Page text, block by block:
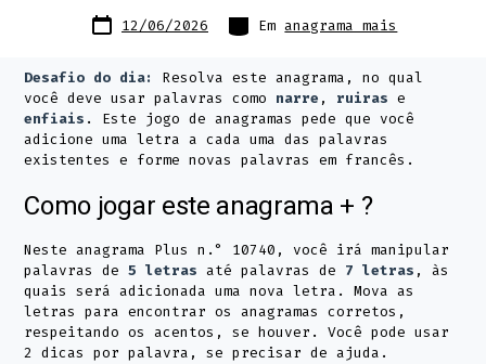
Data
do 12/06/2026 Categorias
Em anagrama mais
Desafio do dia:
Resolva este anagrama, no qual
você deve usar palavras como narre , ruirase
enfiais . Este jogo de anagramas pede que você
adicione uma letra a cada uma das palavras
existentes e forme novas palavras em francês.
Como jogar este anagrama + ?
Neste anagrama Plus n.° 10740, você irá manipular
palavras de5 letras até palavras de 7 letras , às
quais será adicionada uma nova letra. Mova as
letras para encontrar os anagramas corretos,
respeitando os acentos, se houver. Você pode usar
2 dicas por palavra, se precisar de ajuda.